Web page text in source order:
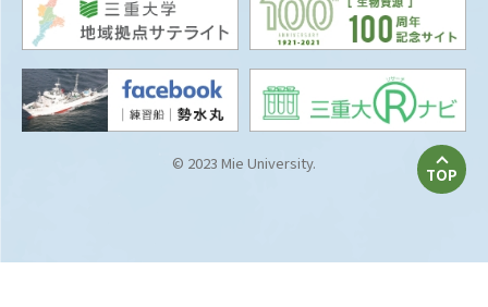
© 2023 Mie University.
TOP